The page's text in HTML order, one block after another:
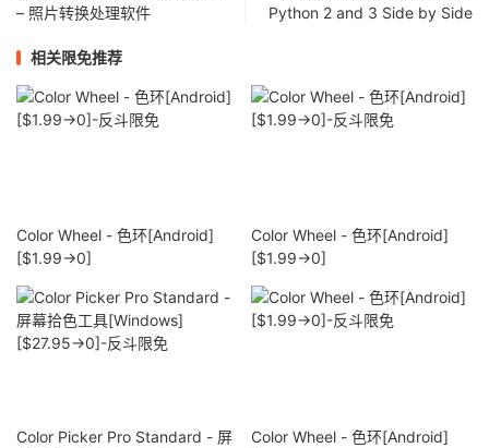
– 照片转换处理软件
Python 2 and 3 Side by Side
相关限免推荐
Color Wheel - 色环[Android]
[$1.99→0]
Color Wheel - 色环[Android]
[$1.99→0]
Color Picker Pro Standard - 屏
Color Wheel - 色环[Android]